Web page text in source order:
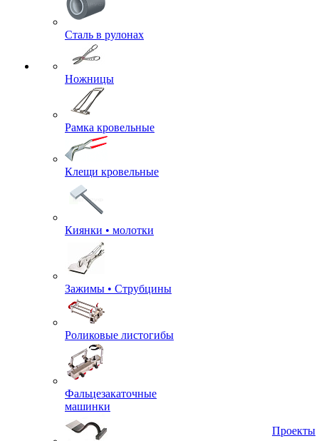
Сталь в рулонах
Ножницы
Рамка кровельные
Клещи кровельные
Киянки • молотки
Зажимы • Струбцины
Роликовые листогибы
Фальцезакаточные
машинки